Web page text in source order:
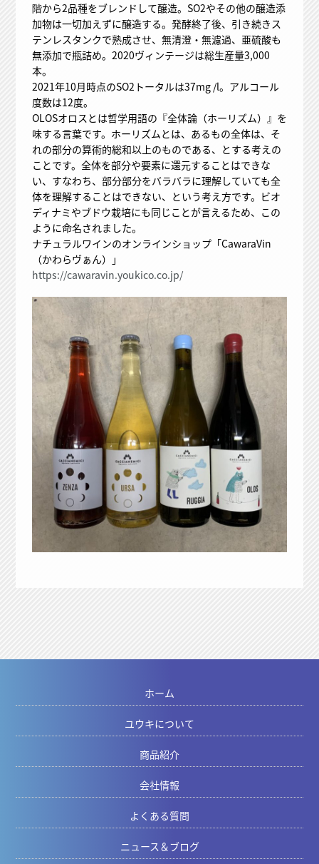
階から2品種をブレンドして醸造。SO2やその他の醸造添
加物は一切加えずに醸造する。発酵終了後、引き続きス
テンレスタンクで熟成させ、無清澄・無濾過、亜硫酸も
無添加で瓶詰め。2020ヴィンテージは総生産量3,000
本。
2021年10月時点のSO2トータルは37mg /l。アルコール
度数は12度。
OLOSオロスとは哲学用語の『全体論（ホーリズム）』を
味する言葉です。ホーリズムとは、あるもの全体は、そ
れの部分の算術的総和以上のものである、とする考えの
ことです。全体を部分や要素に還元することはできな
い、すなわち、部分部分をバラバラに理解していても全
体を理解することはできない、という考え方です。ビオ
ディナミやブドウ栽培にも同じことが言えるため、この
ように命名されました。
ナチュラルワインのオンラインショップ「CawaraVin
（かわらヴぁん）」
https://cawaravin.youkico.co.jp/
ホーム
ユウキについて
商品紹介
会社情報
よくある質問
ニュース＆ブログ